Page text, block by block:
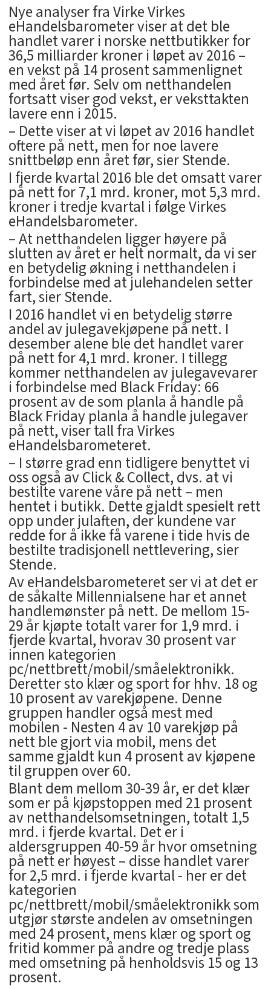
Nye analyser fra Virke Virkes
eHandelsbarometer viser at det ble
handlet varer i norske nettbutikker for
36,5 milliarder kroner i løpet av 2016 –
en vekst på 14 prosent sammenlignet
med året før. Selv om netthandelen
fortsatt viser god vekst, er veksttakten
lavere enn i 2015.
– Dette viser at vi løpet av 2016 handlet
oftere på nett, men for noe lavere
snittbeløp enn året før, sier Stende.
I fjerde kvartal 2016 ble det omsatt varer
på nett for 7,1 mrd. kroner, mot 5,3 mrd.
kroner i tredje kvartal i følge Virkes
eHandelsbarometer.
– At netthandelen ligger høyere på
slutten av året er helt normalt, da vi ser
en betydelig økning i netthandelen i
forbindelse med at julehandelen setter
fart, sier Stende.
I 2016 handlet vi en betydelig større
andel av julegavekjøpene på nett. I
desember alene ble det handlet varer
på nett for 4,1 mrd. kroner. I tillegg
kommer netthandelen av julegavevarer
i forbindelse med Black Friday: 66
prosent av de som planla å handle på
Black Friday planla å handle julegaver
på nett, viser tall fra Virkes
eHandelsbarometeret.
– I større grad enn tidligere benyttet vi
oss også av Click & Collect, dvs. at vi
bestilte varene våre på nett – men
hentet i butikk. Dette gjaldt spesielt rett
opp under julaften, der kundene var
redde for å ikke få varene i tide hvis de
bestilte tradisjonell nettlevering, sier
Stende.
Av eHandelsbarometeret ser vi at det er
de såkalte Millennialsene har et annet
handlemønster på nett. De mellom 15-
29 år kjøpte totalt varer for 1,9 mrd. i
fjerde kvartal, hvorav 30 prosent var
innen kategorien
pc/nettbrett/mobil/småelektronikk.
Deretter sto klær og sport for hhv. 18 og
10 prosent av varekjøpene. Denne
gruppen handler også mest med
mobilen - Nesten 4 av 10 varekjøp på
nett ble gjort via mobil, mens det
samme gjaldt kun 4 prosent av kjøpene
til gruppen over 60.
Blant dem mellom 30-39 år, er det klær
som er på kjøpstoppen med 21 prosent
av netthandelsomsetningen, totalt 1,5
mrd. i fjerde kvartal. Det er i
aldersgruppen 40-59 år hvor omsetning
på nett er høyest – disse handlet varer
for 2,5 mrd. i fjerde kvartal - her er det
kategorien
pc/nettbrett/mobil/småelektronikk som
utgjør største andelen av omsetningen
med 24 prosent, mens klær og sport og
fritid kommer på andre og tredje plass
med omsetning på henholdsvis 15 og 13
prosent.